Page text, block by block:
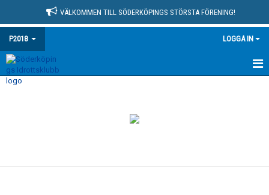
VÄLKOMMEN TILL SÖDERKÖPINGS STÖRSTA FÖRENING!
P2018 LOGGA IN
HEM